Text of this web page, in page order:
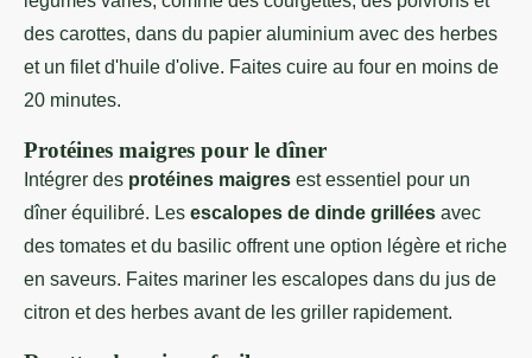
des carottes, dans du papier aluminium avec des herbes
et un filet d'huile d'olive. Faites cuire au four en moins de
20 minutes.
Protéines maigres pour le dîner
Intégrer des protéines maigres est essentiel pour un
dîner équilibré. Les escalopes de dinde grillées avec
des tomates et du basilic offrent une option légère et riche
en saveurs. Faites mariner les escalopes dans du jus de
citron et des herbes avant de les griller rapidement.